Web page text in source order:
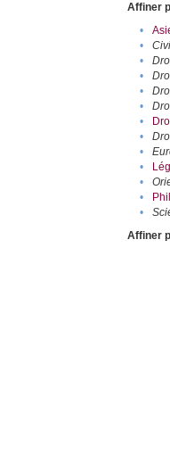
Affiner
•
•
•
•
•
•
•
•
•
•
•
•
•
Affiner